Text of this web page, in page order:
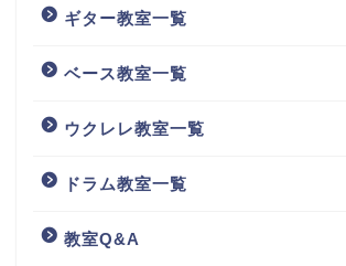
ギター教室一覧
ベース教室一覧
ウクレレ教室一覧
ドラム教室一覧
教室Q&A